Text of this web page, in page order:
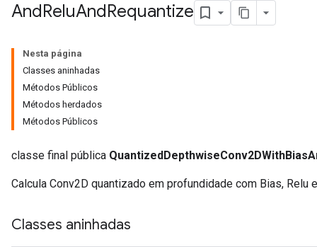
AndReluAndRequantize
Nesta página
Classes aninhadas
Métodos Públicos
Métodos herdados
Métodos Públicos
classe final pública
Calcula Conv2D quantizado em profundidade com Bias, Relu
Classes aninhadas